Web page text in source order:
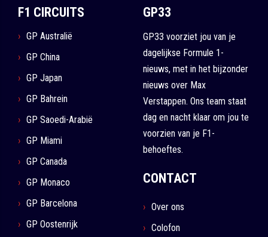
F1 CIRCUITS
GP Australië
GP China
GP Japan
GP Bahrein
GP Saoedi-Arabië
GP Miami
GP Canada
GP Monaco
GP Barcelona
GP Oostenrijk
GP33
GP33 voorziet jou van je
dagelijkse Formule 1-
nieuws, met in het bijzonder
nieuws over Max
Verstappen. Ons team staat
dag en nacht klaar om jou te
voorzien van je F1-
behoeftes.
CONTACT
Over ons
Colofon